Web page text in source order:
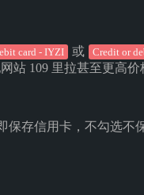
card - IYZI 或 Credit or
站 109 里拉甚至更高价
保存信用卡，不勾选不